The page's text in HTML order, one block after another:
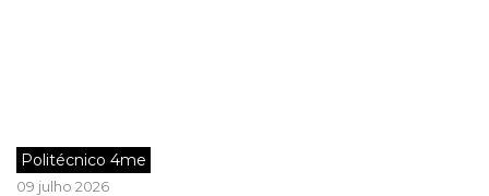
Politécnico 4me
09 julho 2026